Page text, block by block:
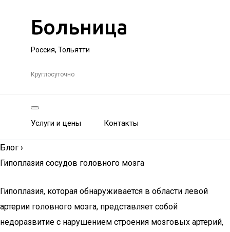
Больница
Россия, Тольятти
Круглосуточно
Услуги и цены Контакты
Блог ›
Гипоплазия сосудов головного мозга
Гипоплазия, которая обнаруживается в области левой
артерии головного мозга, представляет собой
недоразвитие с нарушением строения мозговых артерий,